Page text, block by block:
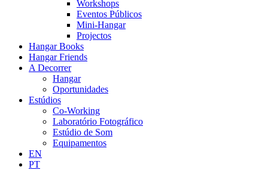
Workshops
Eventos Públicos
Mini-Hangar
Projectos
Hangar Books
Hangar Friends
A Decorrer
Hangar
Oportunidades
Estúdios
Co-Working
Laboratório Fotográfico
Estúdio de Som
Equipamentos
EN
PT